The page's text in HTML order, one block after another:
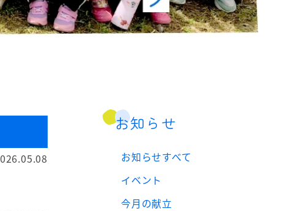
お知らせ
お知らせすべて
イベント
今月の献立